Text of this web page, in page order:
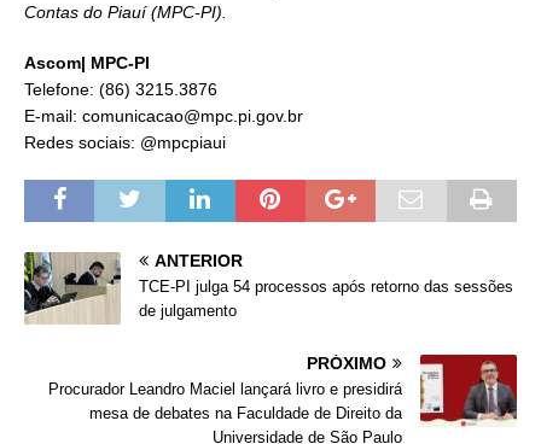
Contas do Piauí (MPC-PI).
Ascom| MPC-PI
Telefone: (86) 3215.3876
E-mail: comunicacao@mpc.pi.gov.br
Redes sociais: @mpcpiaui
ANTERIOR
TCE-PI julga 54 processos após retorno das sessões
de julgamento
PRÓXIMO
Procurador Leandro Maciel lançará livro e presidirá
mesa de debates na Faculdade de Direito da
Universidade de São Paulo